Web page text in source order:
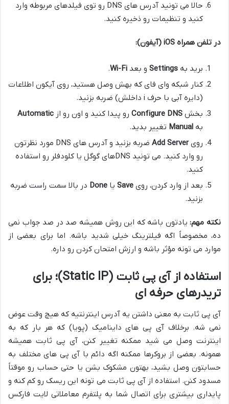
حالا می تونید آدرس های DNS رو توی فیلدهای مربوطه وارد
کنید و تنظیمات رو ذخیره کنید.
در تلفن همراه iOS (آیفون):
برید به Settings و بعد Wi-Fi
.
کنار شبکه وای فای که بهش وصل هستید، روی آیکون اطلاعات
(دایره آبی با حرف i داخلش) ضربه بزنید.
بخش Configure DNS رو پیدا کنید و اون رو از Automatic
به Manual تغییر بدید.
رویAdd Server
ضربه بزنید و آدرس های DNS مورد نظرتون
رو وارد کنید. می تونید DNSهای گوگل یا کلودفلر رو استفاده
کنید.
بعد از وارد کردن، روی Save یا Done در بالا سمت راست ضربه
بزنید.
نکته مهم:یادتون باشه که این روش همیشه صد در صد جواب نمی
ده، مخصوصاً اگه فیلترینگ خیلی شدید باشه. اما برای بعضی از
موارد می تونه مؤثر باشه و ارزش امتحان کردن رو داره.
استفاده از آی پی ثابت (Static IP)؛ برای
تریدرهای حرفه ای
آی پی ثابت به معنی داشتن یه آدرس اینترنتیه که هیچ وقت عوض
نمی شه. برخلاف آی پی های داینامیک (پویا) که هر بار که به
اینترنت وصل می شید ممکنه تغییر کنن، آی پی ثابت همیشه
همونه. بعضی از بروکرها ممکنه اگه دائم با آی پی های مختلف به
حسابتون وصل بشید، بهتون مشکوک بشن یا حتی حساب رو موقتاً
مسدود کنن. استفاده از آی پی ثابت می تونه این ریسک رو کم کنه و
پایداری بیشتری برای اتصال شما به پلتفرم معاملاتی لایت فارکس